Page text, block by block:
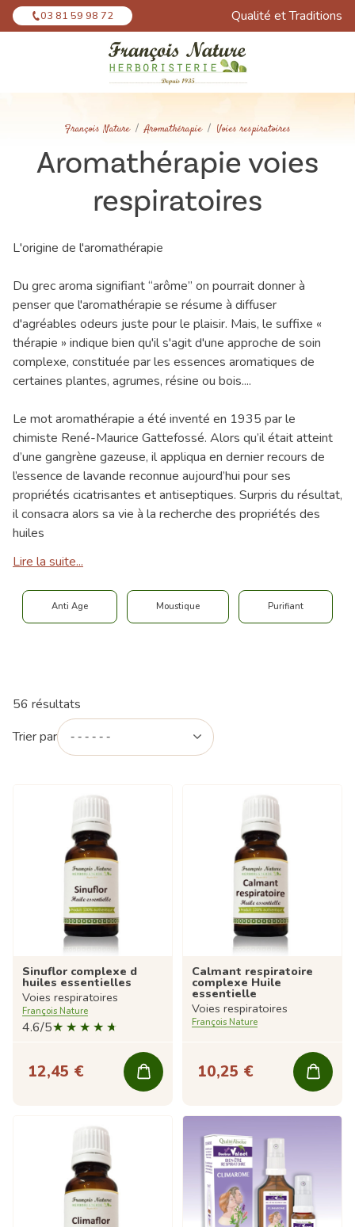
03 81 59 98 72 Qualité et Traditions
François Nature Aromathérapie Voies respiratoires
Aromathérapie voies
respiratoires
L'origine de l'aromathérapie
Du grec aroma signifiant “arôme” on pourrait donner à
penser que l'aromathérapie se résume à diffuser
d'agréables odeurs juste pour le plaisir. Mais, le suffixe «
thérapie » indique bien qu'il s'agit d'une approche de soin
complexe, constituée par les essences aromatiques de
certaines plantes, agrumes, résine ou bois....
Le mot aromathérapie a été inventé en 1935 par le
chimiste René-Maurice Gattefossé. Alors qu’il était atteint
d’une gangrène gazeuse, il appliqua en dernier recours de
l’essence de lavande reconnue aujourd’hui pour ses
propriétés cicatrisantes et antiseptiques. Surpris du résultat,
il consacra alors sa vie à la recherche des propriétés des
huiles
Lire la suite...
Anti Age Moustique Purifiant
56 résultats
Trier par
Sinuflor complexe d
huiles essentielles
Voies respiratoires
François Nature
4.6/5
12,45 €
Calmant respiratoire
complexe Huile
essentielle
Voies respiratoires
François Nature
10,25 €
Panneau de gestion des cookies